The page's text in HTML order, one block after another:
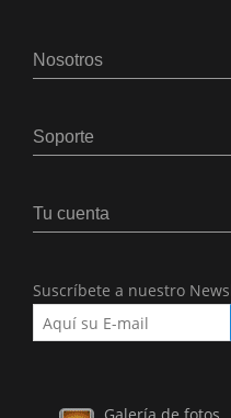
Nosotros
Soporte
Tu cuenta
Suscríbete a nuestro